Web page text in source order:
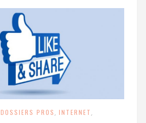
DOSSIERS PROS, INTERNET,